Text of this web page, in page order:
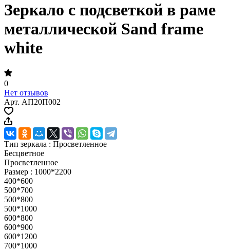
Зеркало с подсветкой в раме
металлической Sand frame
white
0
Нет отзывов
Арт. АП20П002
Тип зеркала : Просветленное
Бесцветное
Просветленное
Размер : 1000*2200
400*600
500*700
500*800
500*1000
600*800
600*900
600*1200
700*1000